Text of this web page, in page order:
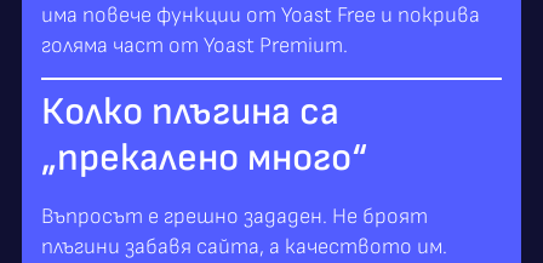
има повече функции от Yoast Free и покрива
голяма част от Yoast Premium.
Колко плъгина са
„прекалено много“
Въпросът е грешно зададен. Не броят
плъгини забавя сайта, а качеството им.